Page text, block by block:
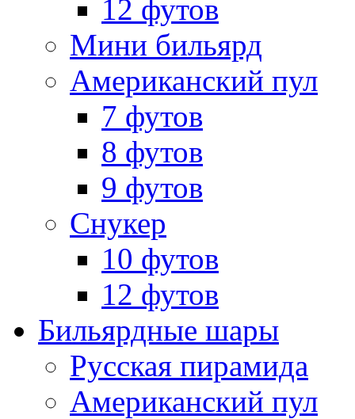
12 футов
Мини бильярд
Американский пул
7 футов
8 футов
9 футов
Снукер
10 футов
12 футов
Бильярдные шары
Русская пирамида
Американский пул